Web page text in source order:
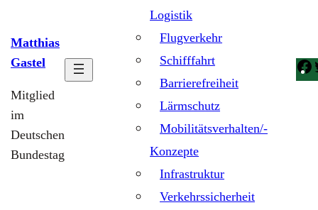
Matthias
Gastel
Mitglied
im
Deutschen
Bundestag
Logistik
Flugverkehr
Schifffahrt
Barrierefreiheit
Lärmschutz
Mobilitätsverhalten/-
Konzepte
Infrastruktur
Verkehrssicherheit